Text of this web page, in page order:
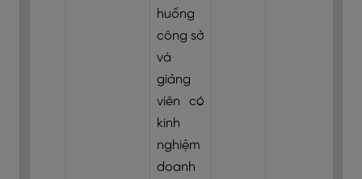
huống
công sở
và
giảng
viên có
kinh
nghiệm
doanh